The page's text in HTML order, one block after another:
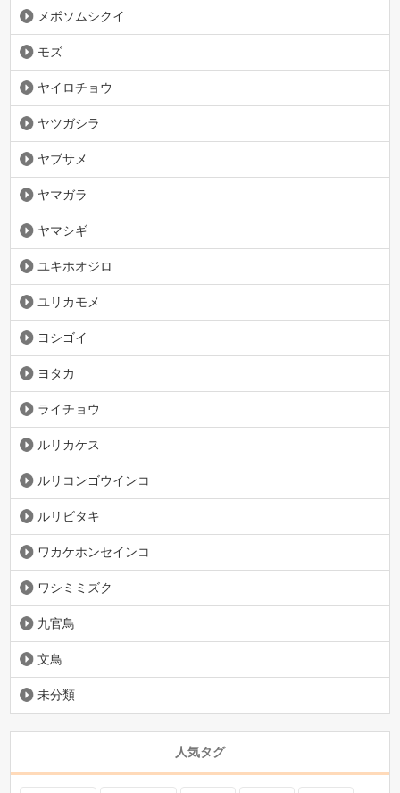
メボソムシクイ
モズ
ヤイロチョウ
ヤツガシラ
ヤブサメ
ヤマガラ
ヤマシギ
ユキホオジロ
ユリカモメ
ヨシゴイ
ヨタカ
ライチョウ
ルリカケス
ルリコンゴウインコ
ルリビタキ
ワカケホンセインコ
ワシミミズク
九官鳥
文鳥
未分類
人気タグ